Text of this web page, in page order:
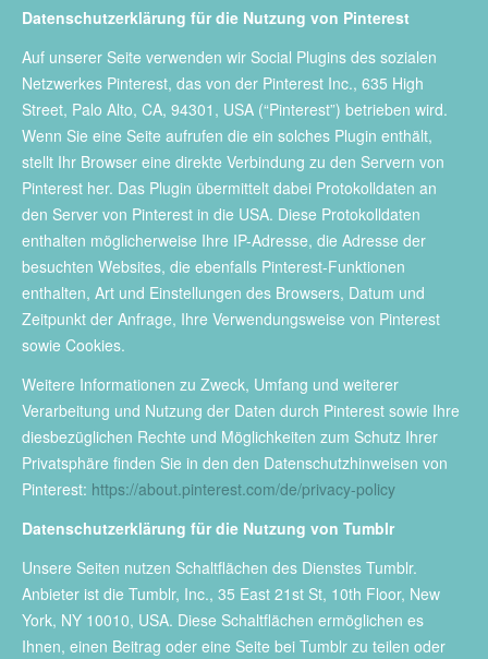
Datenschutzerklärung für die Nutzung von Pinterest
Auf unserer Seite verwenden wir Social Plugins des sozialen
Netzwerkes Pinterest, das von der Pinterest Inc., 635 High
Street, Palo Alto, CA, 94301, USA (“Pinterest”) betrieben wird.
Wenn Sie eine Seite aufrufen die ein solches Plugin enthält,
stellt Ihr Browser eine direkte Verbindung zu den Servern von
Pinterest her. Das Plugin übermittelt dabei Protokolldaten an
den Server von Pinterest in die USA. Diese Protokolldaten
enthalten möglicherweise Ihre IP-Adresse, die Adresse der
besuchten Websites, die ebenfalls Pinterest-Funktionen
enthalten, Art und Einstellungen des Browsers, Datum und
Zeitpunkt der Anfrage, Ihre Verwendungsweise von Pinterest
sowie Cookies.
Weitere Informationen zu Zweck, Umfang und weiterer
Verarbeitung und Nutzung der Daten durch Pinterest sowie Ihre
diesbezüglichen Rechte und Möglichkeiten zum Schutz Ihrer
Privatsphäre finden Sie in den den Datenschutzhinweisen von
Pinterest: https://about.pinterest.com/de/privacy-policy
Datenschutzerklärung für die Nutzung von Tumblr
Unsere Seiten nutzen Schaltflächen des Dienstes Tumblr.
Anbieter ist die Tumblr, Inc., 35 East 21st St, 10th Floor, New
York, NY 10010, USA. Diese Schaltflächen ermöglichen es
Ihnen, einen Beitrag oder eine Seite bei Tumblr zu teilen oder